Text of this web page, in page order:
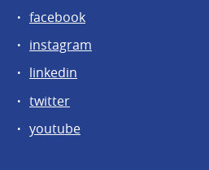
facebook
instagram
linkedin
twitter
youtube